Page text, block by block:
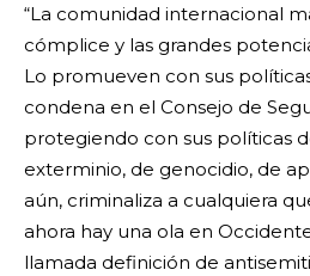
“La comunidad internacional
cómplice y las grandes
Lo promueven con sus
condena en el Consejo de
protegiendo con sus políticas
exterminio, de genocidio, de
aún, criminaliza a cualquiera
ahora hay una ola en
llamada definición de